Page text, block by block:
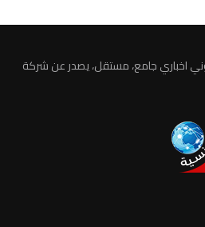
اخباري جامع، مستقل، يصدر عن شركة